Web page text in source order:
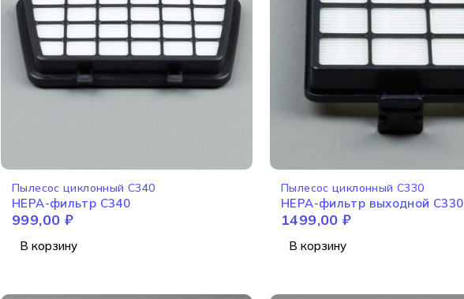
Пылесос циклонный C340
HEPA-фильтр C340
999,00 ₽
В корзину
Пылесос циклонный C330
HEPA-фильтр выходной C330
1499,00 ₽
В корзину